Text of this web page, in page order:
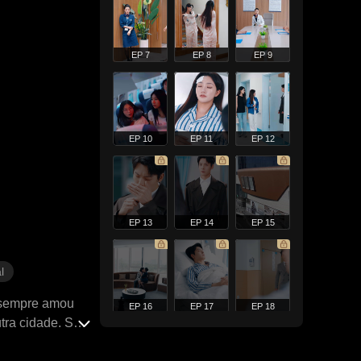
amou
cidade. Só
EP 7 EP 8 EP 9
EP 10 EP 11 EP 12
EP 13 EP 14 EP 15
EP 16 EP 17 EP 18